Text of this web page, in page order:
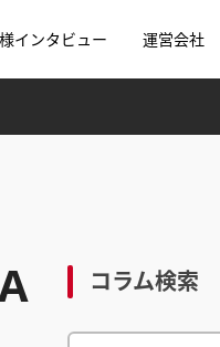
インタビュー 運営会社
コラム検索